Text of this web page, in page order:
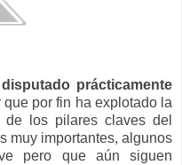
prácticamente
por fin ha explotado la
los pilares claves del
muy importantes, algunos
pero que aún siguen